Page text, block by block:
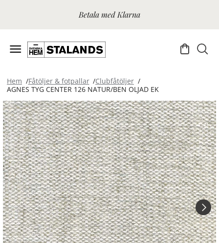
Betala med Klarna
Hem Fåtöljer & fotpallar
Clubfåtöljer
AGNES TYG CENTER 126 NATUR/BEN OLJAD EK